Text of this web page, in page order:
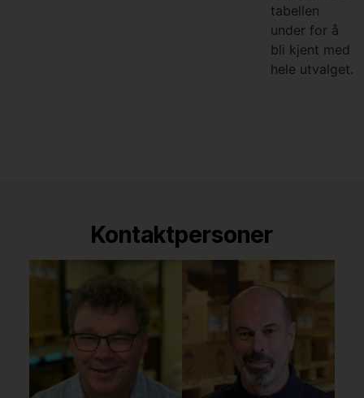
tabellen
under for å
bli kjent med
hele utvalget.
Kontaktpersoner